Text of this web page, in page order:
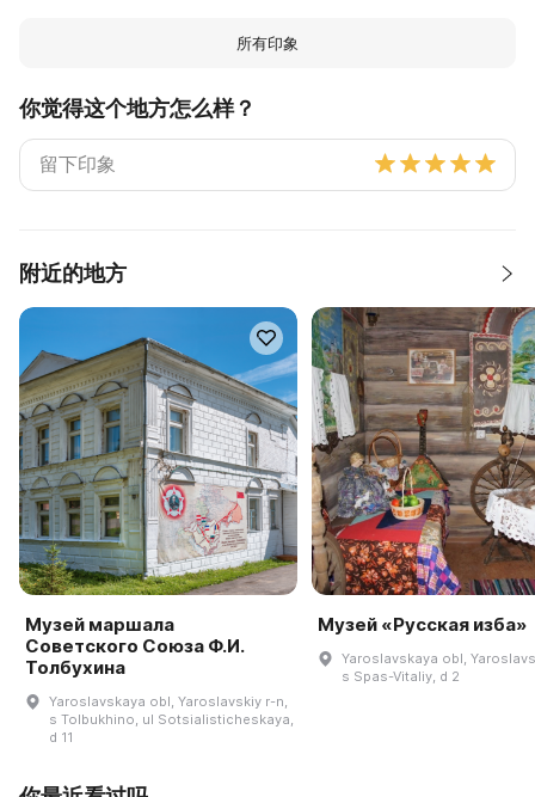
所有印象
你觉得这个地方怎么样？
附近的地方
Музей маршала
Советского Союза Ф.И.
Толбухина
Yaroslavskaya obl, Yaroslavskiy r-n,
s Tolbukhino, ul Sotsialisticheskaya,
d 11
Музей «Русская изба»
Yaroslavskaya obl,
s Spas-Vitaliy, d 2